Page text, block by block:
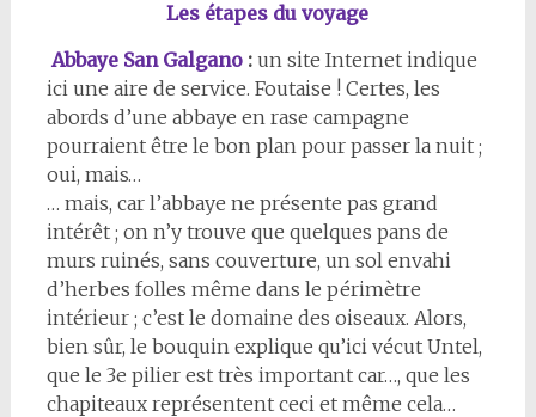
Les étapes du voyage
Abbaye San Galgano : un site Internet indique
ici une aire de service. Foutaise ! Certes, les
abords d’une abbaye en rase campagne
pourraient être le bon plan pour passer la nuit ;
oui, mais…
… mais, car l’abbaye ne présente pas grand
intérêt ; on n’y trouve que quelques pans de
murs ruinés, sans couverture, un sol envahi
d’herbes folles même dans le périmètre
intérieur ; c’est le domaine des oiseaux. Alors,
bien sûr, le bouquin explique qu’ici vécut Untel,
que le 3e pilier est très important car…, que les
chapiteaux représentent ceci et même cela…